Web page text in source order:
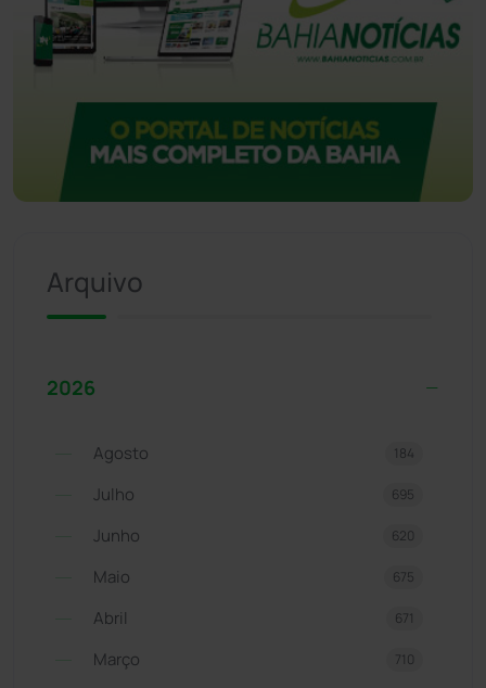
Arquivo
2026
Agosto 184
Julho 695
Junho 620
Maio 675
Abril 671
Março 710